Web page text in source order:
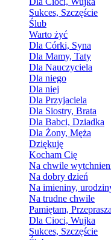
Sukces, Szczęście
Ślub
Warto żyć
Dla Córki, Syna
Dla Mamy, Taty
Dla Nauczyciela
Dla niego
Dla niej
Dla Przyjaciela
Dla Siostry, Brata
Dla Babci, Dziadka
Dla Żony, Męża
Dziękuję
Kocham Cię
Na chwile
Na dobry dzień
Na imieniny,
Na trudne chwile
Pamiętam,
Dla Cioci, Wujka
Sukces, Szczęście